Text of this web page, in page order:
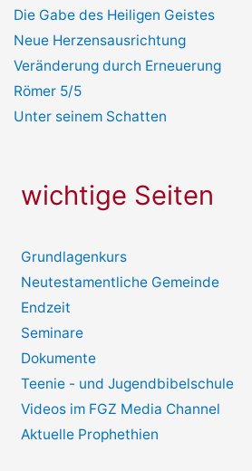
Die Gabe des Heiligen Geistes
Neue Herzensausrichtung
Veränderung durch Erneuerung
Römer 5/5
Unter seinem Schatten
wichtige Seiten
Grundlagenkurs
Neutestamentliche Gemeinde
Endzeit
Seminare
Dokumente
Teenie - und Jugendbibelschule
Videos im FGZ Media Channel
Aktuelle Prophethien